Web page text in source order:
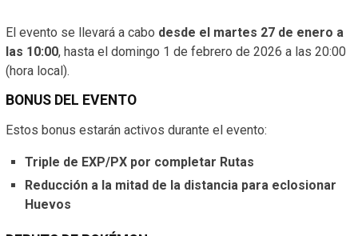
El evento se llevará a cabo desde el martes 27 de enero a
las 10:00, hasta el domingo 1 de febrero de 2026 a las 20:00
(hora local).
BONUS DEL EVENTO
Estos bonus estarán activos durante el evento:
Triple de EXP/PX por completar Rutas
Reducción a la mitad de la distancia para eclosionar
Huevos